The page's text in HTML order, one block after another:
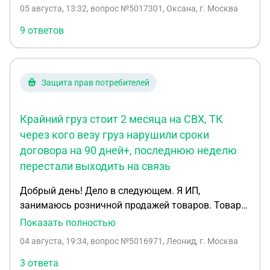
05 августа, 13:32, вопрос №5017301, Оксана, г. Москва
9 ответов
Защита прав потребителей
Крайний груз стоит 2 месяца на СВХ, ТК
через кого везу груз нарушили сроки
договора на 90 дней+, последнюю неделю
перестали выходить на связь
Добрый день! Дело в следующем. Я ИП,
занимаюсь розничной продажей товаров. Товар
привожу с Китая, напрямую с фабрик, в белую
оплатой груза в Китае и всеми документами (ГДТ
и т.п.) и перевозкой. Крайний груз стоит 2 месяца
Показать полностью
04 августа, 19:34, вопрос №5016971, Леонид, г. Москва
3 ответа